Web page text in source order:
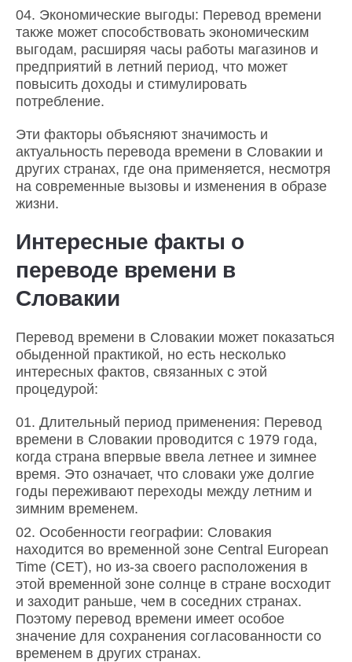
Экономические выгоды: Перевод времени
также может способствовать экономическим
выгодам, расширяя часы работы магазинов и
предприятий в летний период, что может
повысить доходы и стимулировать
потребление.
Эти факторы объясняют значимость и
актуальность перевода времени в Словакии и
других странах, где она применяется, несмотря
на современные вызовы и изменения в образе
жизни.
Интересные факты о
переводе времени в
Словакии
Перевод времени в Словакии может показаться
обыденной практикой, но есть несколько
интересных фактов, связанных с этой
процедурой:
Длительный период применения: Перевод
времени в Словакии проводится с 1979 года,
когда страна впервые ввела летнее и зимнее
время. Это означает, что словаки уже долгие
годы переживают переходы между летним и
зимним временем.
Особенности географии: Словакия
находится во временной зоне Central European
Time (CET), но из-за своего расположения в
этой временной зоне солнце в стране восходит
и заходит раньше, чем в соседних странах.
Поэтому перевод времени имеет особое
значение для сохранения согласованности со
временем в других странах.